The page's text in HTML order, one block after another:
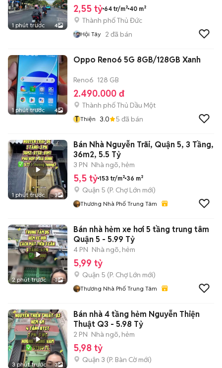
1 phút trước 4
2,55 tỷ 64 tr/m² 40 m²
Thành phố Thủ Đức
Hội Tây 2 đã bán
1 phút trước 4
Oppo Reno6 5G 8GB/128GB Xanh
Reno6 128 GB
2.490.000 đ
Thành phố Thủ Dầu Một
T Thiện 3.0 5 đã bán
1 phút trước 3
Bán Nhà Nguyễn Trãi, Quận 5, 3 Tầng,
36m2, 5.5 Tỷ
3 PN Nhà ngõ, hẻm
5,5 tỷ 153 tr/m² 36 m²
Quận 5 (P. Chợ Lớn mới)
Thương Nhà Phố Trung Tâm
2 phút trước 3
Bán nhà hẻm xe hơi 5 tầng trung tâm
Quận 5 - 5.99 Tỷ
4 PN Nhà ngõ, hẻm
5,99 tỷ
Quận 5 (P. Chợ Lớn mới)
Thương Nhà Phố Trung Tâm
3 phút trước 3
Bán nhà 4 tầng hẻm Nguyễn Thiện
Thuật Q3 - 5.98 Tỷ
2 PN Nhà ngõ, hẻm
5,98 tỷ
Quận 3 (P. Bàn Cờmới)